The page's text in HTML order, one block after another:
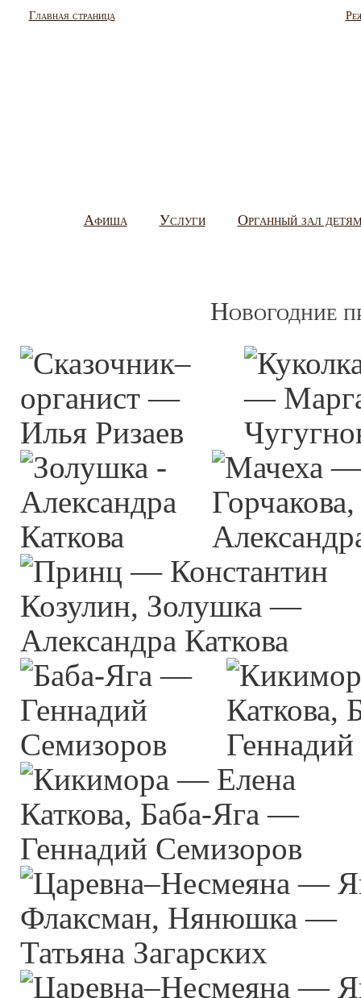
Главная страница
Афиша Услуги Органный зал
Новогодние